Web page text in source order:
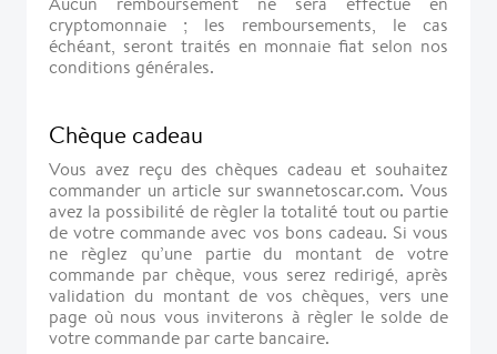
cryptomonnaie ; les remboursements, le cas
échéant, seront traités en monnaie fiat selon nos
conditions générales.
Chèque cadeau
Vous avez reçu des chèques cadeau et souhaitez
commander un article sur swannetoscar.com. Vous
avez la possibilité de règler la totalité tout ou partie
de votre commande avec vos bons cadeau. Si vous
ne règlez qu’une partie du montant de votre
commande par chèque, vous serez redirigé, après
validation du montant de vos chèques, vers une
page où nous vous inviterons à règler le solde de
votre commande par carte bancaire.